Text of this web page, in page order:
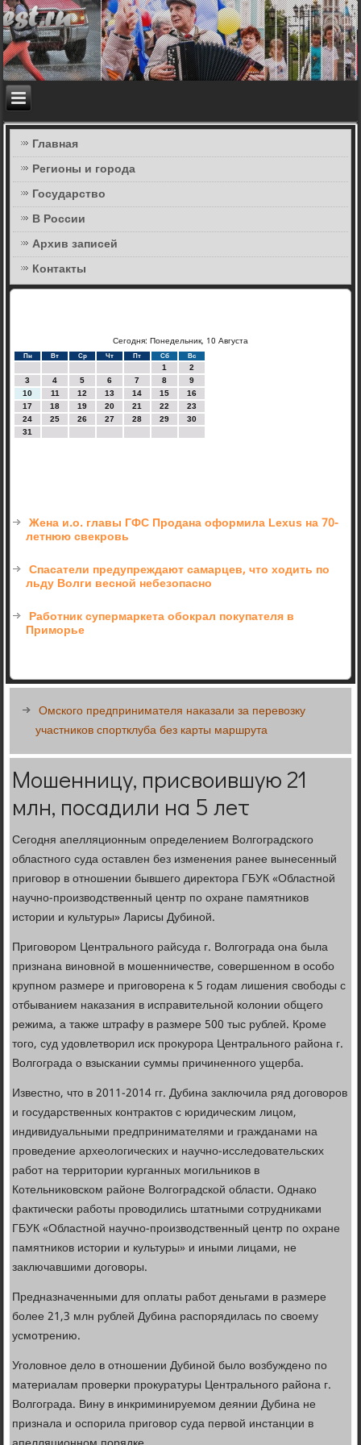
Главная
Регионы и города
Государство
В России
Архив записей
Контакты
Сегодня: Понедельник, 10 Августа
Пн Вт Ср Чт Пт Сб Вс
1
2
3
4 5 6 7 8
9
10
11 12 13 14 15
16
17
18 19 20 21 22
23
24
25 26 27 28 29
30
31
Жена и.о. главы ГФС Продана оформила Lexus на 70-
летнюю свекровь
Спасатели предупреждают самарцев, что ходить по
льду Волги весной небезопасно
Работник супермаркета обокрал покупателя в
Приморье
Омского предпринимателя наказали за перевозку
участников спортклуба без карты маршрута
Мошенницу, присвоившую 21
млн, посадили на 5 лет
Сегодня апелляционным определением Волгоградского
областного суда оставлен без изменения ранее вынесенный
приговор в отношении бывшего директора ГБУК «Областной
научно-производственный центр по охране памятников
истории и культуры» Ларисы Дубиной.
Приговором Центрального райсуда г. Волгограда она была
признана виновной в мошенничестве, совершенном в особо
крупном размере и приговорена к 5 годам лишения свободы с
отбыванием наказания в исправительной колонии общего
режима, а также штрафу в размере 500 тыс рублей. Кроме
того, суд удовлетворил иск прокурора Центрального района г.
Волгограда о взыскании суммы причиненного ущерба.
Известно, что в 2011-2014 гг. Дубина заключила ряд договоров
и государственных контрактов с юридическим лицом,
индивидуальными предпринимателями и гражданами на
проведение археологических и научно-исследовательских
работ на территории курганных могильников в
Котельниковском районе Волгоградской области. Однако
фактически работы проводились штатными сотрудниками
ГБУК «Областной научно-производственный центр по охране
памятников истории и культуры» и иными лицами, не
заключавшими договоры.
Предназначенными для оплаты работ деньгами в размере
более 21,3 млн рублей Дубина распорядилась по своему
усмотрению.
Уголовное дело в отношении Дубиной было возбуждено по
материалам проверки прокуратуры Центрального района г.
Волгограда. Вину в инкриминируемом деянии Дубина не
признала и оспорила приговор суда первой инстанции в